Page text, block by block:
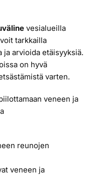
vesialueilla
tarkkailla
arvioida etäisyyksiä.
on hyvä
varten.
veneen ja
reunojen
veneen ja